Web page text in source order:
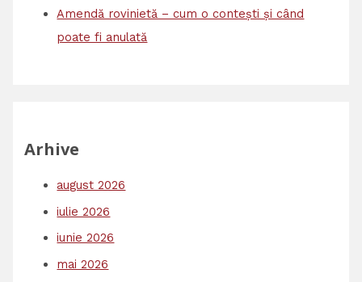
Amendă rovinietă – cum o contești și când
poate fi anulată
Arhive
august 2026
iulie 2026
iunie 2026
mai 2026